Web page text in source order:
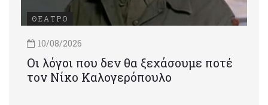
ΘΕΑΤΡΟ
10/08/2026
Οι λόγοι που δεν θα ξεχάσουμε ποτέ
τον Νίκο Καλογερόπουλο